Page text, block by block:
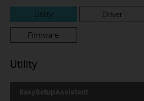
Utility Driver
Firmware
Utility
EasySetupAssistant